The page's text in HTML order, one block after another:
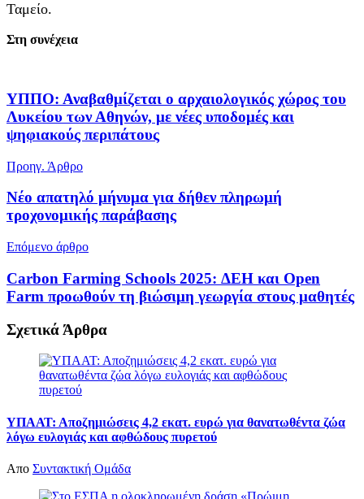
Ταμείο.
Στη συνέχεια
ΥΠΠΟ: Αναβαθμίζεται ο αρχαιολογικός χώρος του
Λυκείου των Αθηνών, με νέες υποδομές και
ψηφιακούς περιπάτους
Προηγ. Άρθρο
Νέο απατηλό μήνυμα για δήθεν πληρωμή
τροχονομικής παράβασης
Επόμενο άρθρο
Carbon Farming Schools 2025: ΔΕΗ και Open
Farm προωθούν τη βιώσιμη γεωργία στους μαθητές
Σχετικά Άρθρα
ΥΠΑΑΤ: Αποζημιώσεις 4,2 εκατ. ευρώ για θανατωθέντα ζώα
λόγω ευλογιάς και αφθώδους πυρετού
Απο Συντακτική Ομάδα